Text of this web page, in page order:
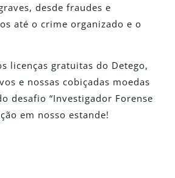
desde fraudes e
até o crime organizado e o
licenças gratuitas do Detego,
e nossas cobiçadas moedas
desafio “Investigador Forense
em nosso estande!